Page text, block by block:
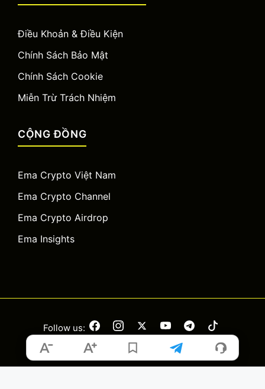
Điều Khoản & Điều Kiện
Chính Sách Bảo Mật
Chính Sách Cookie
Miễn Trừ Trách Nhiệm
CỘNG ĐỒNG
Ema Crypto Việt Nam
Ema Crypto Channel
Ema Crypto Airdrop
Ema Insights
Follow us:
Copyright © 2026 Ema Crypto